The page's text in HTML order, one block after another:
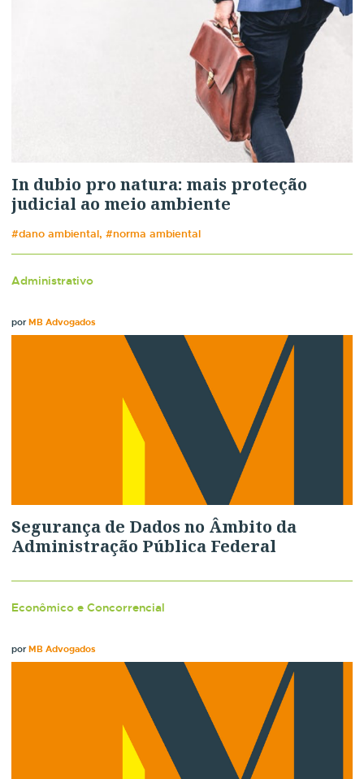
In dubio pro natura: mais proteção
judicial ao meio ambiente
#dano ambiental, #norma ambiental
Administrativo
porMB Advogados
Segurança de Dados no Âmbito da
Administração Pública Federal
Econômico e Concorrencial
porMB Advogados